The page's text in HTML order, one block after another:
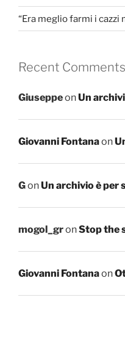
“Era meglio farmi i cazzi
Recent Comments
GiuseppeonUn
Giovanni Fontanaon
GonUn archivio è per
mogol_gronStop the
Giovanni Fontanaon